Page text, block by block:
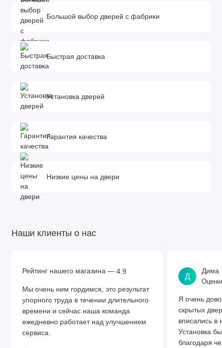
Большой выбор дверей с фабрики
Быстрая доставка
Установка дверей
Гарантия качества
Низкие цены на двери
Наши клиенты о нас
Рейтинг нашего магазина — 4.9
Мы очень ним гордимся, это результат
упорного труда в течении длительного
времени и сейчас наша команда
ежедневно работает над улучшением
сервиса.
Д
Дима
Я очень
скрытых
вписались в
Установка
благодаря